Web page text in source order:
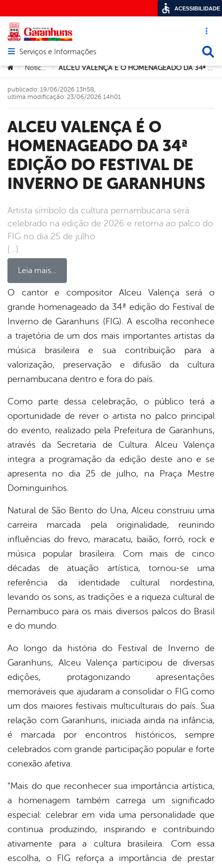
Acesso
Abrir menu principal de navegação
Serviços e Informações
Você está aqui:
> Notícias > ALCEU VALENÇA É O HOMENAGEADO DA 34ª EDIÇÃO DO FESTIVAL DE INVERNO DE GARANHUNS
ALCEU VALENÇA É O
HOMENAGEADO DA 34ª
EDIÇÃO DO FESTIVAL DE
INVERNO DE GARANHUNS
Artista símbolo da cultura pernambucana será
celebrado na edição de 2026 e retorna ao palco do
FIG no dia 25 de julho
[…]
Leia mais…
publicado: 19/06/2026 13h58,
última modificação: 23/06/2026 14h01
O cantor e compositor Alceu Valença será o
grande homenageado da 34ª edição do Festival de
Inverno de Garanhuns (FIG). A escolha reconhece
a trajetória de um dos mais importantes artistas da
música brasileira e sua contribuição para a
valorização, preservação e difusão da cultura
pernambucana dentro e fora do país.
Como parte dessa celebração, o público terá a
oportunidade de rever o artista no palco principal
do evento, realizado pela Prefeitura de Garanhuns,
através da Secretaria de Cultura. Alceu Valença
integra a programação da edição deste ano e se
apresenta no dia 25 de julho, na Praça Mestre
Dominguinhos.
Natural de São Bento do Una, Alceu construiu uma
carreira marcada pela originalidade, reunindo
influências do frevo, maracatu, baião, forró, rock e
música popular brasileira. Com mais de cinco
décadas de atuação artística, tornou-se uma
referência da identidade cultural nordestina,
levando os sons, as tradições e a riqueza cultural de
Pernambuco para os mais diversos palcos do Brasil
e do mundo.
Ao longo da história do Festival de Inverno de
Garanhuns, Alceu Valença participou de diversas
edições, protagonizando apresentações
memoráveis que ajudaram a consolidar o FIG como
um dos maiores festivais multiculturais do país. Sua
relação com Garanhuns, iniciada ainda na infância,
é marcada por encontros históricos, sempre
celebrados com grande participação popular e forte
conexão afetiva.
“Mais do que reconhecer sua importância artística,
a homenagem também carrega um significado
especial: celebrar em vida uma personalidade que
continua produzindo, inspirando e contribuindo
ativamente para a cultura brasileira. Com essa
escolha, o FIG reforça a importância de prestar
ACESSIBILIDADE